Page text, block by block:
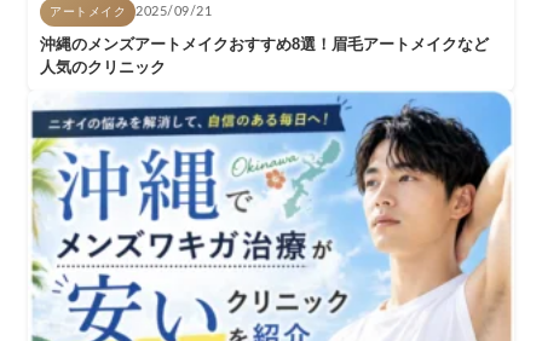
アートメイク 2025/09/21
沖縄のメンズアートメイクおすすめ8選！眉毛アートメイクなど
人気のクリニック